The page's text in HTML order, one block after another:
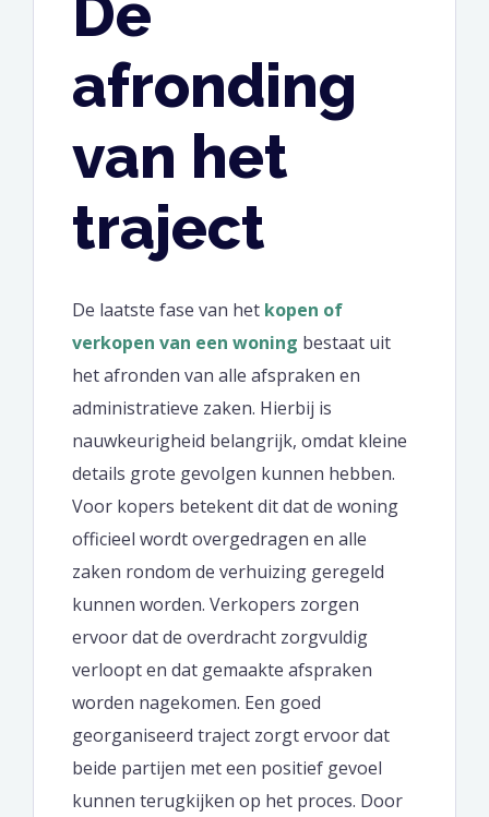
De
afronding
van het
traject
De laatste fase van het kopen of
verkopen van een woning bestaat uit
het afronden van alle afspraken en
administratieve zaken. Hierbij is
nauwkeurigheid belangrijk, omdat kleine
details grote gevolgen kunnen hebben.
Voor kopers betekent dit dat de woning
officieel wordt overgedragen en alle
zaken rondom de verhuizing geregeld
kunnen worden. Verkopers zorgen
ervoor dat de overdracht zorgvuldig
verloopt en dat gemaakte afspraken
worden nagekomen. Een goed
georganiseerd traject zorgt ervoor dat
beide partijen met een positief gevoel
kunnen terugkijken op het proces. Door